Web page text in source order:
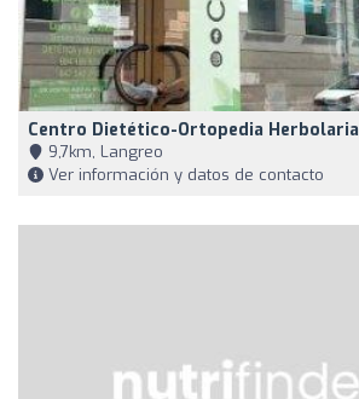
Centro Dietético-Ortopedia Herbolaria
9,7km, Langreo
Ver información y datos de contacto